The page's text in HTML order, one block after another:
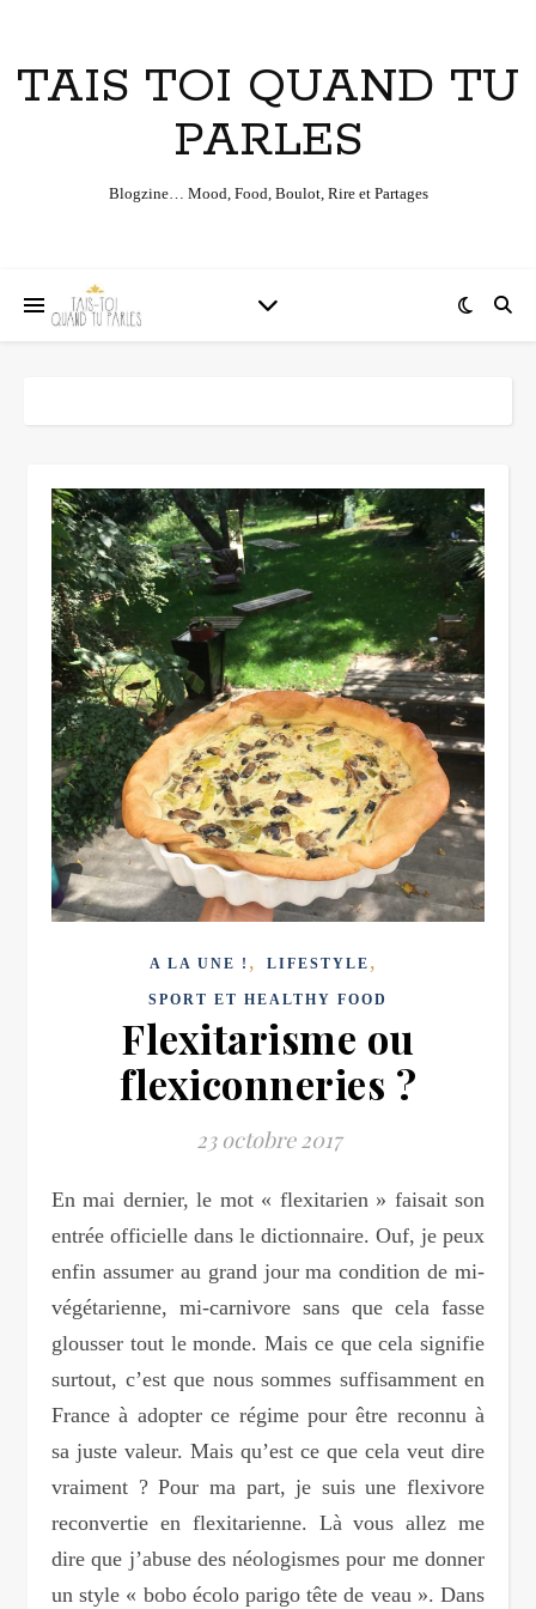
TAIS TOI QUAND TU
PARLES
Blogzine… Mood, Food, Boulot, Rire et Partages
A LA UNE ! , LIFESTYLE ,
SPORT ET HEALTHY FOOD
Flexitarisme ou
flexiconneries ?
23 octobre 2017
En mai dernier, le mot « flexitarien » faisait son
entrée officielle dans le dictionnaire. Ouf, je peux
enfin assumer au grand jour ma condition de mi-
végétarienne, mi-carnivore sans que cela fasse
glousser tout le monde. Mais ce que cela signifie
surtout, c’est que nous sommes suffisamment en
France à adopter ce régime pour être reconnu à
sa juste valeur. Mais qu’est ce que cela veut dire
vraiment ? Pour ma part, je suis une flexivore
reconvertie en flexitarienne. Là vous allez me
dire que j’abuse des néologismes pour me donner
un style « bobo écolo parigo tête de veau ». Dans